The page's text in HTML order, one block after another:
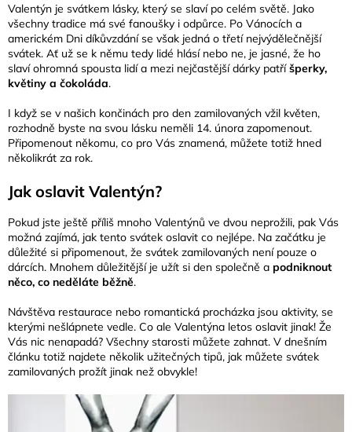
Valentýn je svátkem lásky, který se slaví po celém světě. Jako
všechny tradice má své fanoušky i odpůrce. Po Vánocích a
americkém Dni díkůvzdání se však jedná o třetí nejvýdělečnější
svátek. Ať už se k němu tedy lidé hlásí nebo ne, je jasné, že ho
slaví ohromná spousta lidí a mezi nejčastější dárky patříšperky,
květiny a čokoláda.
I když se v našich končinách pro den zamilovaných vžil květen,
rozhodně byste na svou lásku neměli 14. února zapomenout.
Připomenout někomu, co pro Vás znamená, můžete totiž hned
několikrát za rok.
Jak oslavit Valentýn?
Pokud jste ještě příliš mnoho Valentýnů ve dvou neprožili, pak Vás
možná zajímá, jak tento svátek oslavit co nejlépe. Na začátku je
důležité si připomenout, že svátek zamilovaných není pouze o
dárcích. Mnohem důležitější je užít si den společně a podniknout
něco, co neděláte běžně.
Návštěva restaurace nebo romantická procházka jsou aktivity, se
kterými nešlápnete vedle. Co ale Valentýna letos oslavit jinak! Že
Vás nic nenapadá? Všechny starosti můžete zahnat. V dnešním
článku totiž najdete několik užitečných tipů, jak můžete svátek
zamilovaných prožít jinak než obvykle!